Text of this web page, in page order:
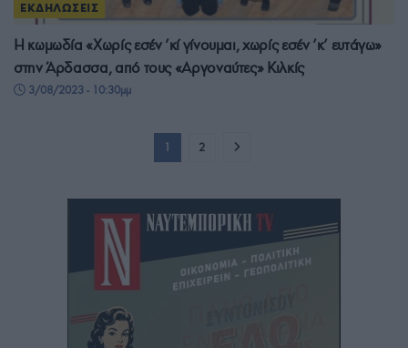
ΕΚΔΗΛΩΣΕΙΣ
Η κωμωδία «Χωρίς εσέν ’κί γίνουμαι, χωρίς εσέν ’κ’ ευτάγω»
στην Άρδασσα, από τους «Αργοναύτες» Κιλκίς
3/08/2023 - 10:30μμ
1 2